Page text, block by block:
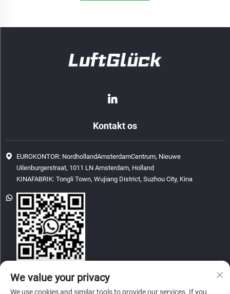
Kontakt os
EUROKONTOR: NordhollandAmsterdamCentrum, Nieuwe
Uilenburgerstraat, 1011 LN Amsterdam, Holland
KINAFABRIK: Tongli Town, Wujiang District, Suzhou City, Kina
[email protected]
We value your privacy
We use cookies and similar tools to provide our services. If you